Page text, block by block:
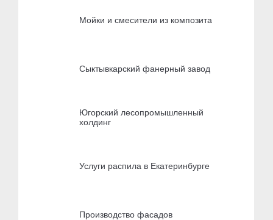
Мойки и смесители из композита
Сыктывкарский фанерный завод
Югорский лесопромышленный
холдинг
Услуги распила в Екатеринбурге
Производство фасадов